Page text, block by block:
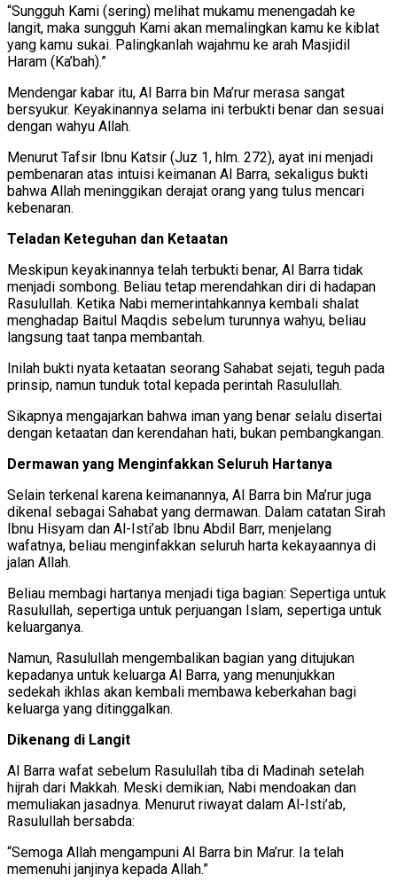
“Sungguh Kami (sering) melihat mukamu menengadah ke
langit, maka sungguh Kami akan memalingkan kamu ke kiblat
yang kamu sukai. Palingkanlah wajahmu ke arah Masjidil
Haram (Ka’bah).”
Mendengar kabar itu, Al Barra bin Ma’rur merasa sangat
bersyukur. Keyakinannya selama ini terbukti benar dan sesuai
dengan wahyu Allah.
Menurut Tafsir Ibnu Katsir (Juz 1, hlm. 272), ayat ini menjadi
pembenaran atas intuisi keimanan Al Barra, sekaligus bukti
bahwa Allah meninggikan derajat orang yang tulus mencari
kebenaran.
Teladan Keteguhan dan Ketaatan
Meskipun keyakinannya telah terbukti benar, Al Barra tidak
menjadi sombong. Beliau tetap merendahkan diri di hadapan
Rasulullah. Ketika Nabi memerintahkannya kembali shalat
menghadap Baitul Maqdis sebelum turunnya wahyu, beliau
langsung taat tanpa membantah.
Inilah bukti nyata ketaatan seorang Sahabat sejati, teguh pada
prinsip, namun tunduk total kepada perintah Rasulullah.
Sikapnya mengajarkan bahwa iman yang benar selalu disertai
dengan ketaatan dan kerendahan hati, bukan pembangkangan.
Dermawan yang Menginfakkan Seluruh Hartanya
Selain terkenal karena keimanannya, Al Barra bin Ma’rur juga
dikenal sebagai Sahabat yang dermawan. Dalam catatan Sirah
Ibnu Hisyam dan Al-Isti’ab Ibnu Abdil Barr, menjelang
wafatnya, beliau menginfakkan seluruh harta kekayaannya di
jalan Allah.
Beliau membagi hartanya menjadi tiga bagian: Sepertiga untuk
Rasulullah, sepertiga untuk perjuangan Islam, sepertiga untuk
keluarganya.
Namun, Rasulullah mengembalikan bagian yang ditujukan
kepadanya untuk keluarga Al Barra, yang menunjukkan
sedekah ikhlas akan kembali membawa keberkahan bagi
keluarga yang ditinggalkan.
Dikenang di Langit
Al Barra wafat sebelum Rasulullah tiba di Madinah setelah
hijrah dari Makkah. Meski demikian, Nabi mendoakan dan
memuliakan jasadnya. Menurut riwayat dalam Al-Isti’ab,
Rasulullah bersabda:
“Semoga Allah mengampuni Al Barra bin Ma’rur. Ia telah
memenuhi janjinya kepada Allah.”